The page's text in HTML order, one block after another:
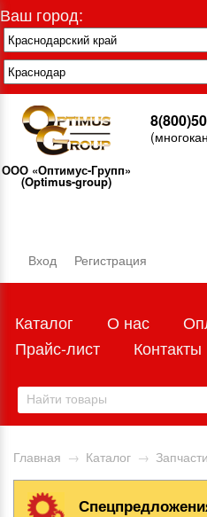
Ваш город:
ООО «Оптимус-Групп»
(Optimus-group)
Вход Регистрация
Каталог О нас
Прайс-лист
Контакты
Главная → Каталог →